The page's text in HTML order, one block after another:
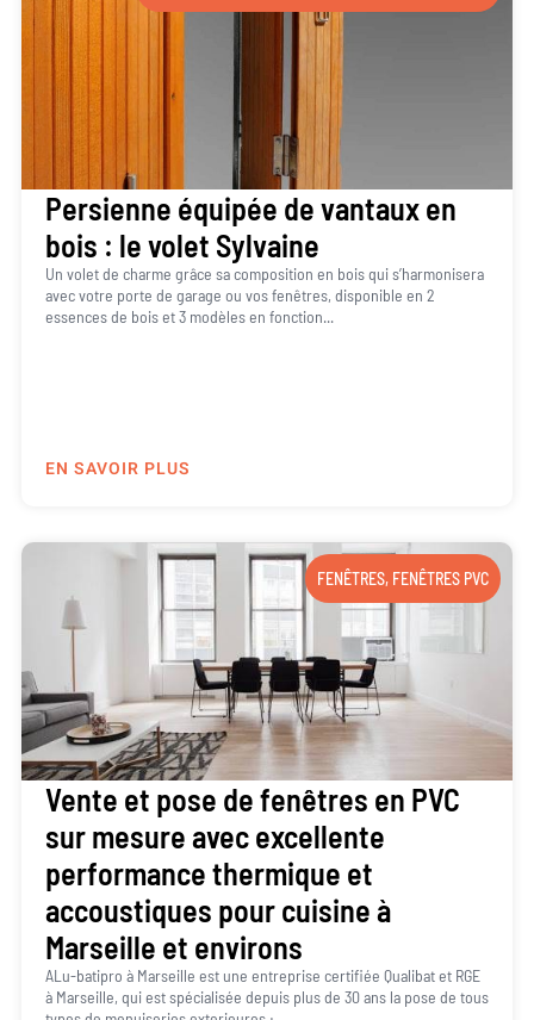
Persienne équipée de vantaux en
bois : le volet Sylvaine
Un volet de charme grâce sa composition en bois qui s’harmonisera
avec votre porte de garage ou vos fenêtres, disponible en 2
essences de bois et 3 modèles en fonction...
EN SAVOIR PLUS
FENÊTRES, FENÊTRES PVC
Vente et pose de fenêtres en PVC
sur mesure avec excellente
performance thermique et
accoustiques pour cuisine à
Marseille et environs
ALu-batipro à Marseille est une entreprise certifiée Qualibat et RGE
à Marseille, qui est spécialisée depuis plus de 30 ans la pose de tous